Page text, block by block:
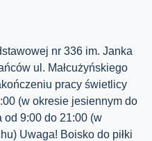
nr 336 im. Janka
ul. Małcużyńskiego
pracy świetlicy
(w okresie jesiennym do
od 9:00 do 21:00 (w
Uwaga! Boisko do piłki